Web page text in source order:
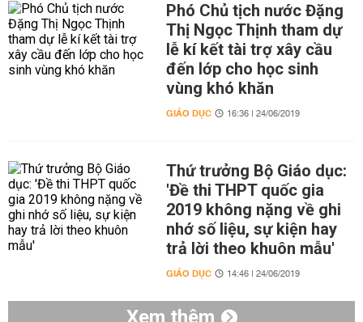
Phó Chủ tịch nước Đặng
Thị Ngọc Thịnh tham dự
lễ kí kết tài trợ xây cầu
đến lớp cho học sinh
vùng khó khăn
GIÁO DỤC 16:36 | 24/06/2019
Thứ trưởng Bộ Giáo dục:
'Đề thi THPT quốc gia
2019 không nặng về ghi
nhớ số liệu, sự kiện hay
trả lời theo khuôn mẫu'
GIÁO DỤC 14:46 | 24/06/2019
Xem thêm